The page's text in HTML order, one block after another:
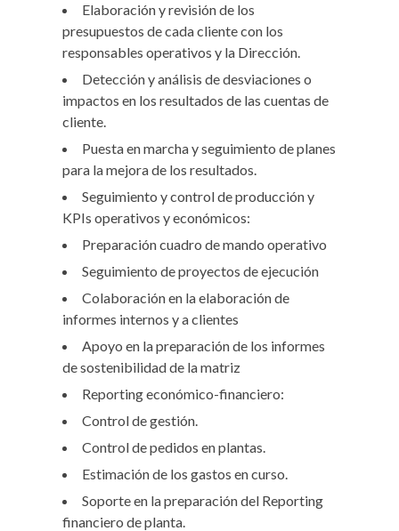
Elaboración y revisión de los
presupuestos de cada cliente con los
responsables operativos y la Dirección.
Detección y análisis de desviaciones o
impactos en los resultados de las cuentas de
cliente.
Puesta en marcha y seguimiento de planes
para la mejora de los resultados.
Seguimiento y control de producción y
KPIs operativos y económicos:
Preparación cuadro de mando operativo
Seguimiento de proyectos de ejecución
Colaboración en la elaboración de
informes internos y a clientes
Apoyo en la preparación de los informes
de sostenibilidad de la matriz
Reporting económico-financiero:
Control de gestión.
Control de pedidos en plantas.
Estimación de los gastos en curso.
Soporte en la preparación del Reporting
financiero de planta.